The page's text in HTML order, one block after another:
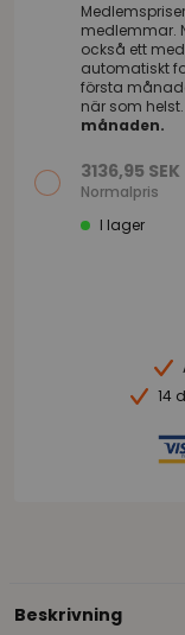
medlemmar.
också ett
automatiskt
första
när som helst.
månaden.
3136,95 SEK
Normalpris
I lager
14
Beskrivning